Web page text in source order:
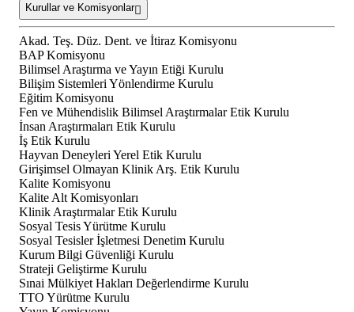
Kurullar ve Komisyonlar
Akad. Teş. Düz. Dent. ve İtiraz Komisyonu
BAP Komisyonu
Bilimsel Araştırma ve Yayın Etiği Kurulu
Bilişim Sistemleri Yönlendirme Kurulu
Eğitim Komisyonu
Fen ve Mühendislik Bilimsel Araştırmalar Etik Kurulu
İnsan Araştırmaları Etik Kurulu
İş Etik Kurulu
Hayvan Deneyleri Yerel Etik Kurulu
Girişimsel Olmayan Klinik Arş. Etik Kurulu
Kalite Komisyonu
Kalite Alt Komisyonları
Klinik Araştırmalar Etik Kurulu
Sosyal Tesis Yürütme Kurulu
Sosyal Tesisler İşletmesi Denetim Kurulu
Kurum Bilgi Güvenliği Kurulu
Strateji Geliştirme Kurulu
Sınai Mülkiyet Hakları Değerlendirme Kurulu
TTO Yürütme Kurulu